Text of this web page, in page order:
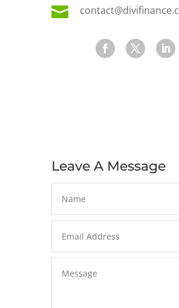

Leave A Message